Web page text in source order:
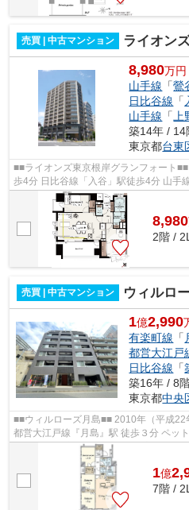
売買 | 中古マンション ライオンズ
8,980万円
山手線 「鶯
日比谷線 「
山手線 「上
築14年 / 14
東京都台東
■■ライオンズ東京根岸グランフォート■■ 山手線・京浜東北線「鶯谷」駅徒
歩4分 日比谷線「入谷」駅徒歩4分 山手線・
8,980
2階 /
売買 | 中古マンション ウィルロ
1億2,990
有楽町線 「
都営大江戸
日比谷線 「
築16年 / 8
東京都中央
■■ウィルローズ月島■■ 2010年（平成22年）3月完成 東京メトロ有楽町線・
都営大江戸線『月島』駅 徒歩３分 ペット飼育可（細則有） 宅配ボックスあ
り 【周辺環境】 ダイエー月島店...
1億
7階 /